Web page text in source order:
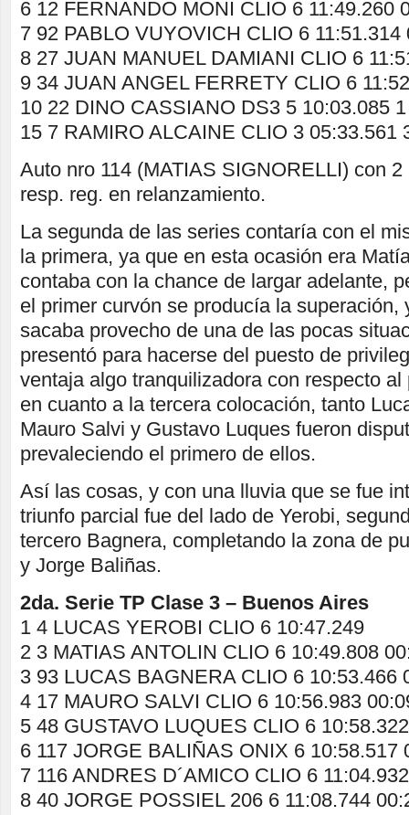
6 12 FERNANDO MONI CLIO 6 11:49.260
7 92 PABLO VUYOVICH CLIO 6 11:51.314
8 27 JUAN MANUEL DAMIANI CLIO 6
9 34 JUAN ANGEL FERRETY CLIO 6
10 22 DINO CASSIANO DS3 5 10:03.085
15 7 RAMIRO ALCAINE CLIO 3 05:33.561
Auto nro 114 (MATIAS SIGNORELLI) con
resp. reg. en relanzamiento.
La segunda de las series contaría con el
la primera, ya que en esta ocasión era
contaba con la chance de largar adelante,
el primer curvón se producía la superación,
sacaba provecho de una de las pocas
presentó para hacerse del puesto de
ventaja algo tranquilizadora con respecto
en cuanto a la tercera colocación, tanto
Mauro Salvi y Gustavo Luques fueron
prevaleciendo el primero de ellos.
Así las cosas, y con una lluvia que se fue
triunfo parcial fue del lado de Yerobi,
tercero Bagnera, completando la zona de
y Jorge Baliñas.
2da. Serie TP Clase 3 – Buenos Aires
1 4 LUCAS YEROBI CLIO 6 10:47.249
2 3 MATIAS ANTOLIN CLIO 6 10:49.808
3 93 LUCAS BAGNERA CLIO 6 10:53.466
4 17 MAURO SALVI CLIO 6 10:56.983
5 48 GUSTAVO LUQUES CLIO 6
6 117 JORGE BALIÑAS ONIX 6 10:58.517
7 116 ANDRES D´AMICO CLIO 6
8 40 JORGE POSSIEL 206 6 11:08.744